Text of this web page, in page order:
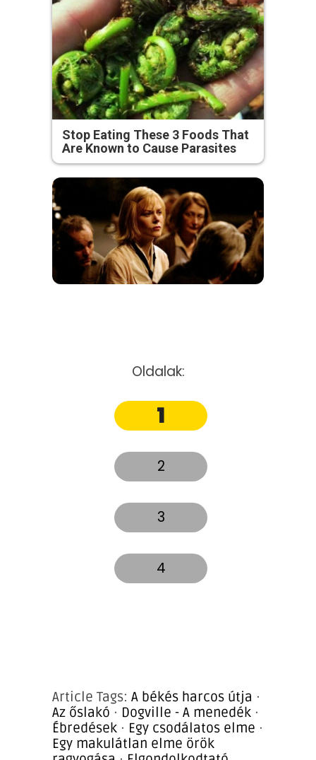
Stop Eating These 3 Foods That
Are Known to Cause Parasites
Oldalak:
1
2
3
4
Article Tags: A békés harcos útja ·
Az őslakó · Dogville - A menedék ·
Ébredések · Egy csodálatos elme ·
Egy makulátlan elme örök